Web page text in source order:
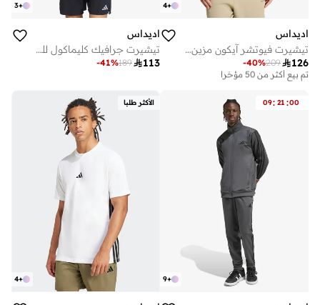
+
4
اديداس
تيشيرت فيوتشر آيكون مزين بـ 3 خطوط
126
209
-40%
على وشك النفاد
تم بيع أكثر من 50 مؤخرا
+
3
اديداس
تيشيرت جرافيك كليماكول للتدريب
113
189
-41%
09: 21 :00
+
9
الأكثر طلبا
+
4